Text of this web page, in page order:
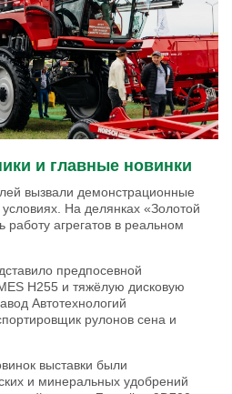
и главные новинки
вызвали демонстрационные
На делянках «Золотой
работу агрегатов в реальном
предпосевной
H255 и тяжёлую дисковую
Автотехнологий
рулонов сена и
выставки были
и минеральных удобрений